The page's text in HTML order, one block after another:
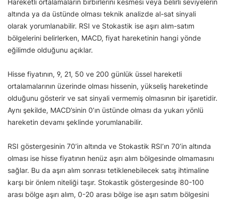
altında ya da üstünde olması teknik analizde al-sat sinyali
olarak yorumlanabilir. RSI ve Stokastik ise aşırı alım-satım
bölgelerini belirlerken, MACD, fiyat hareketinin hangi yönde
eğilimde olduğunu açıklar.
Hisse fiyatının, 9, 21, 50 ve 200 günlük üssel hareketli
ortalamalarının üzerinde olması hissenin, yükseliş hareketinde
olduğunu gösterir ve sat sinyali vermemiş olmasının bir işaretidir.
Aynı şekilde, MACD’sinin 0’ın üstünde olması da yukarı yönlü
hareketin devamı şeklinde yorumlanabilir.
RSI göstergesinin 70’in altında ve Stokastik RSI’ın 70’in altında
olması ise hisse fiyatının henüz aşırı alım bölgesinde olmamasını
sağlar. Bu da aşırı alım sonrası tetiklenebilecek satış ihtimaline
karşı bir önlem niteliği taşır. Stokastik göstergesinde 80-100
arası bölge aşırı alım, 0-20 arası bölge ise aşırı satım bölgesini